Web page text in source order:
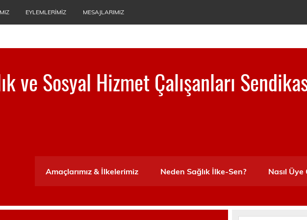
EYLEMLERIMIZ MESAJLARIMIZ
ve Sosyal Hizmet Çalışanları
Amaçlarımız & İlkelerimiz
Neden Sağlık İlke-Sen? Nasıl Üye